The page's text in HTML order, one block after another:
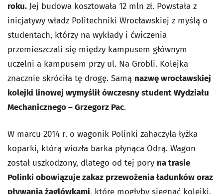
roku. Jej budowa kosztowała 12 mln zł. Powstała z
inicjatywy władz Politechniki Wrocławskiej z myślą o
studentach, którzy na wykłady i ćwiczenia
przemieszczali się między kampusem głównym
uczelni a kampusem przy ul. Na Grobli. Kolejka
znacznie skróciła tę drogę. Samą nazwę wrocławskiej
kolejki linowej wymyślił ówczesny student Wydziału
Mechanicznego – Grzegorz Pac.
W marcu 2014 r. o wagonik Polinki zahaczyła łyżka
koparki, którą wiozła barka płynąca Odrą. Wagon
został uszkodzony, dlatego od tej pory na trasie
Polinki obowiązuje zakaz przewożenia ładunków oraz
pływania żaglówkami, które mogłyby sięgnąć kolejki.